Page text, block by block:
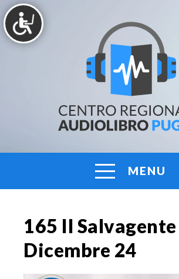
Vai
al
contenuto
PUGLIA
Centro
Regionale
Puglia
MENU
165 Il Salvagente
Dicembre 24